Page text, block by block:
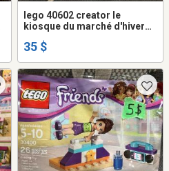
lego 40602 creator le
kiosque du marché d'hiver
35 $